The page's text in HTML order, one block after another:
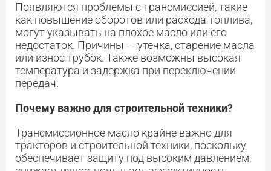
Появляются проблемы с трансмиссией, такие
как повышение оборотов или расхода топлива,
могут указывать на плохое масло или его
недостаток. Причины — утечка, старение масла
или износ трубок. Также возможны высокая
температура и задержка при переключении
передач.
Почему важно для строительной техники?
Трансмиссионное масло крайне важно для
тракторов и строительной техники, поскольку
обеспечивает защиту под высоким давлением,